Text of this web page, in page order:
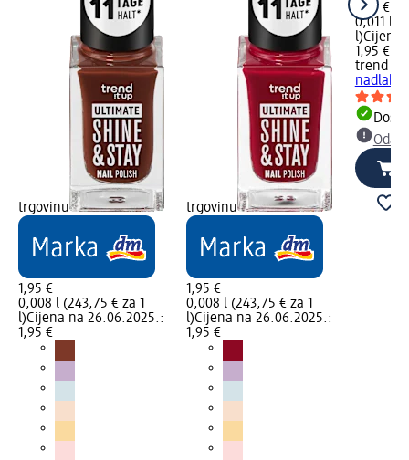
trgovinu
1,95 €
0,008 l (243,75 € za 1
l)Cijena na 26.06.2025.:
1,95 €
trgovinu
1,95 €
0,008 l (243,75 € za 1
l)Cijena na 26.06.2025.:
1,95 €
1,95 €
0,011 l
l)Cijena
1,95 €
trend !t
nadlak